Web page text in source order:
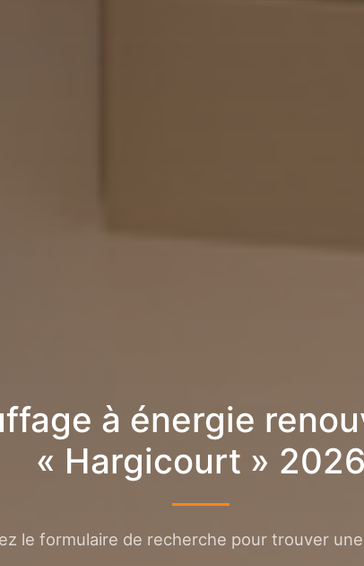
à énergie
« Hargicourt » 2026
le formulaire de recherche pour trouver